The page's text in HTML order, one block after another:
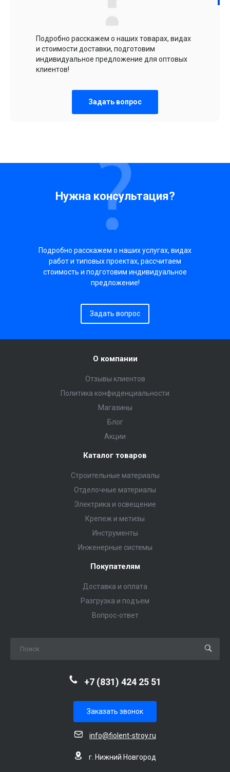
Подробно расскажем о наших товарах, видах
и стоимости доставки, подготовим
индивидуальное предложение для оптовых
клиентов!
Задать вопрос
Нужна консультация?
Подробно расскажем о наших услугах, видах
работ и типовых проектах, рассчитаем
стоимость и подготовим индивидуальное
предложение!
Задать вопрос
О компании
Отзывы клиентов
Политика конфиденциальности
Магазины
Блог
Акции
Каталог товаров
Строительные материалы
Отделочные материалы
Электрика и освещение
Крепеж и метизы
Инструменты
Инженерные системы
Покупателям
Доставка и оплата
Разгрузка и подъем
Вопрос-ответ
+7 (831) 424 25 51
Заказать звонок
info@fiolent-stroy.ru
г. Нижний Новгород